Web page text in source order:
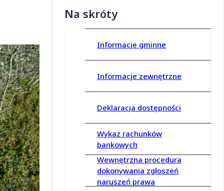
Na skróty
Informacje gminne
Informacje zewnętrzne
Deklaracja dostępności
Wykaz rachunków
bankowych
Wewnętrzna procedura
dokonywania zgłoszeń
naruszeń prawa